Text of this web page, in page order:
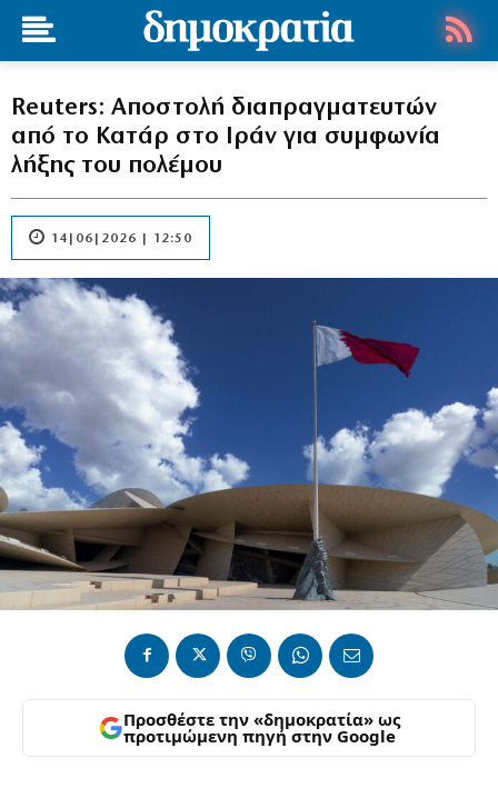
Reuters: Αποστολή διαπραγματευτών
από το Κατάρ στο Ιράν για συμφωνία
λήξης του πολέμου
14|06|2026 | 12:50
Προσθέστε την «δημοκρατία» ως
προτιμώμενη πηγή στην Google